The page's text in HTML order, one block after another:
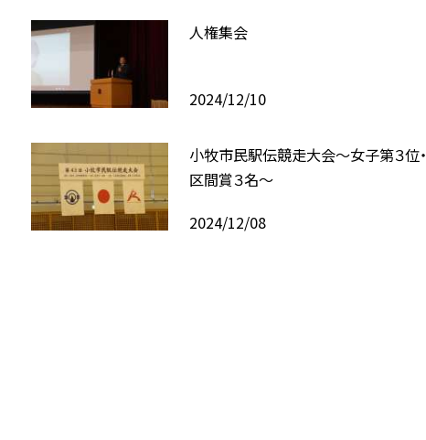
人権集会
2024/12/10
小牧市民駅伝競走大会〜女子第３位・
区間賞３名〜
2024/12/08